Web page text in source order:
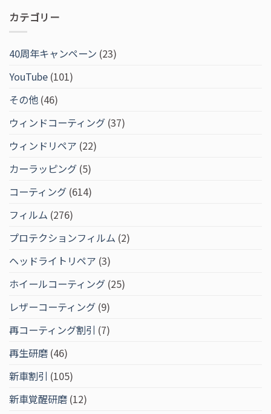
カテゴリー
40周年キャンペーン (23)
YouTube (101)
その他 (46)
ウィンドコーティング (37)
ウィンドリペア (22)
カーラッピング (5)
コーティング (614)
フィルム (276)
プロテクションフィルム (2)
ヘッドライトリペア (3)
ホイールコーティング (25)
レザーコーティング (9)
再コーティング割引 (7)
再生研磨 (46)
新車割引 (105)
新車覚醒研磨 (12)